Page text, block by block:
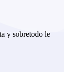
y sobretodo le